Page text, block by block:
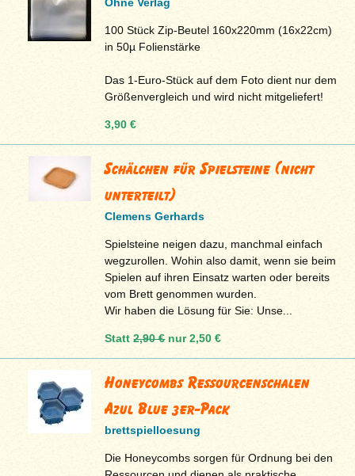
100 Stück Zip-Beutel 160x220mm (16x22cm)
in 50µ Folienstärke
Das 1-Euro-Stück auf dem Foto dient nur dem
Größenvergleich und wird nicht mitgeliefert!
3,90 €
Schälchen für Spielsteine (nicht
unterteilt)
Clemens Gerhards
Spielsteine neigen dazu, manchmal einfach
wegzurollen. Wohin also damit, wenn sie beim
Spielen auf ihren Einsatz warten oder bereits
vom Brett genommen wurden.
Wir haben die Lösung für Sie: Unse...
Statt2,90 €nur2,50 €
Honeycombs Ressourcenschalen
Azul Blue 3er-Pack
brettspielloesung
Die Honeycombs sorgen für Ordnung bei den